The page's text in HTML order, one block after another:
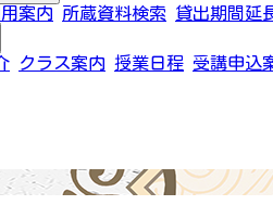
案内 所蔵資料検索 貸出期間延
クラス案内 授業日程 受講申込